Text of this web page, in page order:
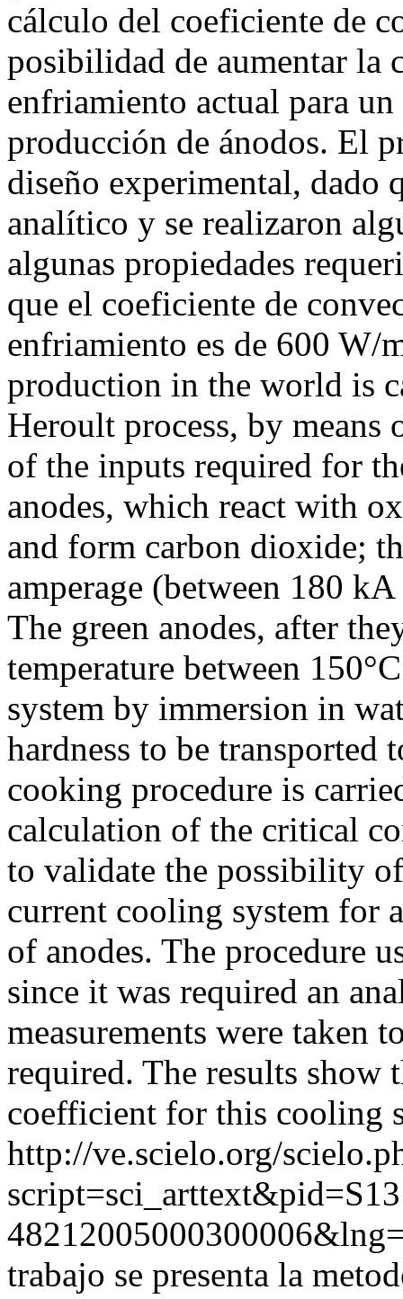
cálculo del coeficiente de
posibilidad de aumentar la
enfriamiento actual para
producción de ánodos. El
diseño experimental, dado
analítico y se realizaron
algunas propiedades
que el coeficiente de
enfriamiento es de 600
production in the world is
Heroult process, by
of the inputs required for
anodes, which react with
and form carbon dioxide;
amperage (between 180
The green anodes, after
temperature between
system by immersion in
hardness to be transported
cooking procedure is
calculation of the critical
to validate the possibility
current cooling system for
of anodes. The procedure
since it was required an
measurements were taken
required. The results
coefficient for this cooling
http://ve.scielo.org/
trabajo se presenta la